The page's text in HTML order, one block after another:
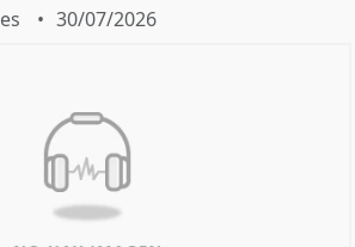
30/07/2026